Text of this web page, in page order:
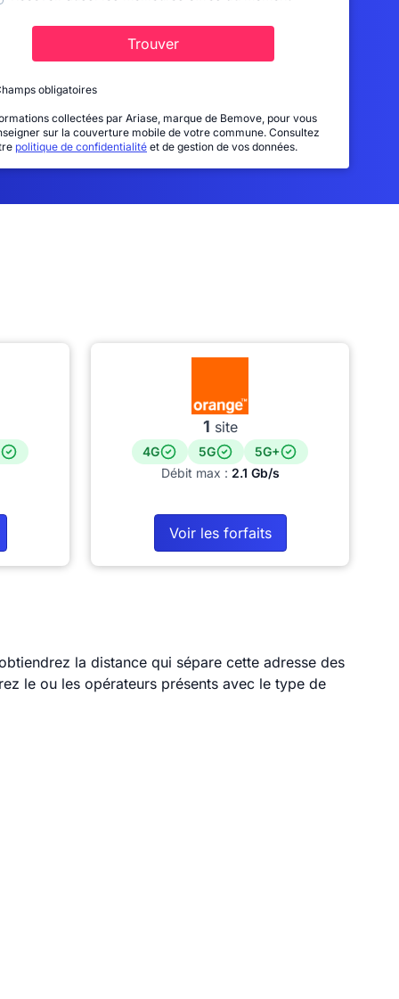
Trouver
obligatoires
collectées par Ariase, marque de Bemove, pour vous
sur la couverture mobile de votre commune. Consultez
politique de confidentialité et de gestion de vos données.
1 site
4G 5G
5G+
Débit max : 2.1 Gb/s
Voir les forfaits
la distance qui sépare cette adresse des
le ou les opérateurs présents avec le type de